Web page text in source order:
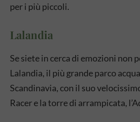
per i più piccoli.
Lalandia
Se siete in cerca di emozioni non
Lalandia, il più grande parco
Scandinavia, con il suo
Racer e la torre di arrampicata,